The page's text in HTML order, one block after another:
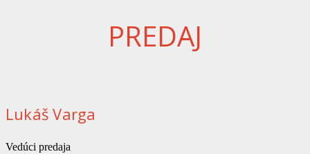
PREDAJ
Lukáš Varga
Vedúci predaja